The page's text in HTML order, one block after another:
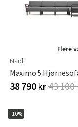
Flere
Nardi
38 790 kr43 100
-10%